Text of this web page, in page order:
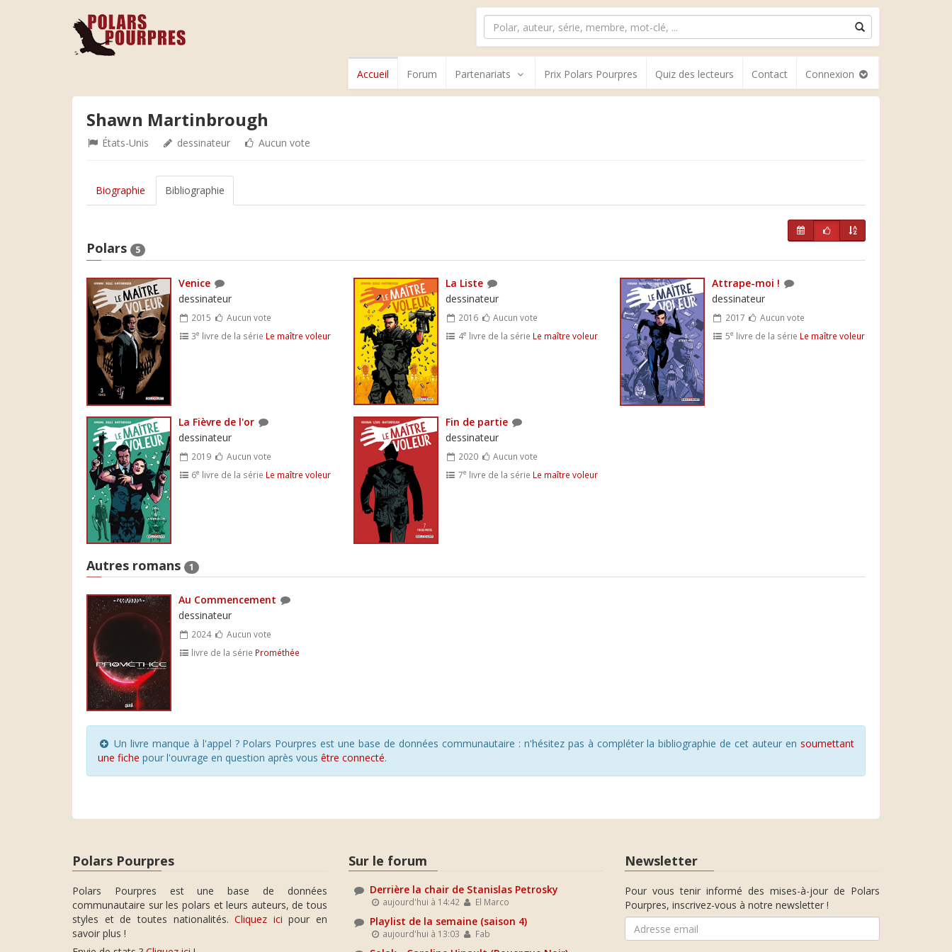
Accueil Forum Partenariats Prix Polars Pourpres Quiz des lecteurs Contact Connexion
Shawn Martinbrough
États-Unis dessinateur Aucun vote
Biographie Bibliographie
Polars 5
Venice
dessinateur
2015
Aucun vote
3e livre de la série Le maître voleur
La Liste
dessinateur
2016
Aucun vote
4e livre de la série Le maître voleur
Attrape-moi !
dessinateur
2017
Aucun vote
5e livre de la série Le maître voleur
La Fièvre de l'or
dessinateur
2019
Aucun vote
6e livre de la série Le maître voleur
Fin de partie
dessinateur
2020
Aucun vote
7e livre de la série Le maître voleur
Autres romans 1
Au Commencement
dessinateur
2024
Aucun vote
livre de la série Prométhée
Un livre manque à l'appel ? Polars Pourpres est une base de données communautaire : n'hésitez pas à compléter la bibliographie de cet auteur en soumettant
une fiche pour l'ouvrage en question après vous être connecté.
Polars Pourpres
Polars Pourpres est une base de données
communautaire sur les polars et leurs auteurs, de tous
styles et de toutes nationalités.Cliquez ici pour en
savoir plus !
Sur le forum
Derrière la chair de Stanislas Petrosky
aujourd'hui à 14:42 El Marco
Playlist de la semaine (saison 4)
aujourd'hui à 13:03 Fab
Newsletter
Pour vous tenir informé des mises-à-jour de Polars
Pourpres, inscrivez-vous à notre newsletter !